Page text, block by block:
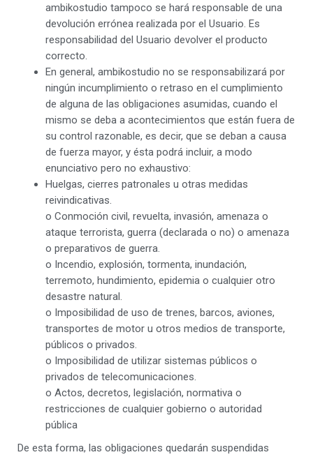
ambikostudio tampoco se hará responsable de una
devolución errónea realizada por el Usuario. Es
responsabilidad del Usuario devolver el producto
correcto.
En general, ambikostudio no se responsabilizará por
ningún incumplimiento o retraso en el cumplimiento
de alguna de las obligaciones asumidas, cuando el
mismo se deba a acontecimientos que están fuera de
su control razonable, es decir, que se deban a causa
de fuerza mayor, y ésta podrá incluir, a modo
enunciativo pero no exhaustivo:
Huelgas, cierres patronales u otras medidas
reivindicativas.
o Conmoción civil, revuelta, invasión, amenaza o
ataque terrorista, guerra (declarada o no) o amenaza
o preparativos de guerra.
o Incendio, explosión, tormenta, inundación,
terremoto, hundimiento, epidemia o cualquier otro
desastre natural.
o Imposibilidad de uso de trenes, barcos, aviones,
transportes de motor u otros medios de transporte,
públicos o privados.
o Imposibilidad de utilizar sistemas públicos o
privados de telecomunicaciones.
o Actos, decretos, legislación, normativa o
restricciones de cualquier gobierno o autoridad
pública
De esta forma, las obligaciones quedarán suspendidas